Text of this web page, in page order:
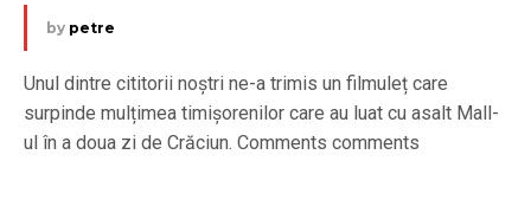
by petre
Unul dintre cititorii noștri ne-a trimis un filmuleț care
surpinde mulțimea timișorenilor care au luat cu asalt Mall-
ul în a doua zi de Crăciun. Comments comments